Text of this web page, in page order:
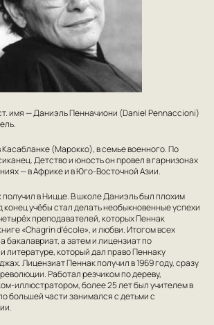
имя — Даниэль Пенначиони (Daniel Pennaccioni)
Касабланке (Марокко), в семье военного. По
Детство и юность он провел в гарнизонах
— в Африке и в Юго-Восточной Азии.
в Ницце. В школе Даниэль был плохим
конец учёбы стал делать необыкновенные успехи
преподавателей, которых Пеннак
«Chagrin d'école», и любви. Итогом всех
бакалавриат, а затем и лицензиат по
литературе, который дал право Пеннаку
Лицензиат Пеннак получил в 1969 году, сразу
Работал резчиком по дереву,
иллюстратором, более 25 лет был учителем в
большей части занимался с детьми с